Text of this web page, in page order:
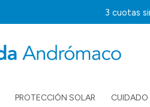
3 cuotas
PROTECCIÓN SOLAR CUIDADO